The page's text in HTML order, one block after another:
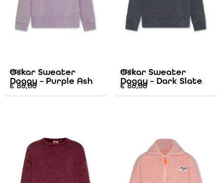
AO76
Oskar Sweater
Doggy – Purple Ash
€86,00
AO76
Oskar Sweater
Doggy – Dark Slate
€86,00